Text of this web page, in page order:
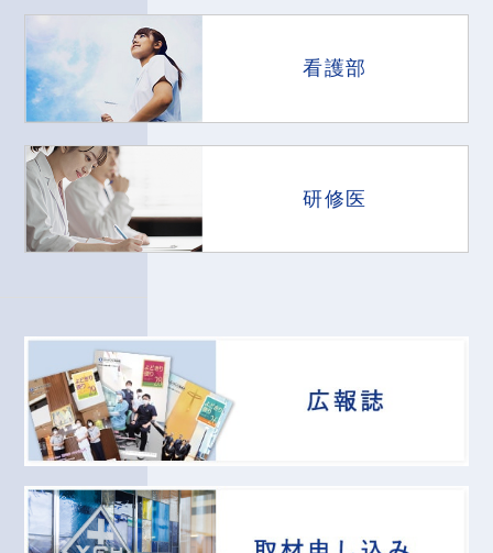
看護部
研修医